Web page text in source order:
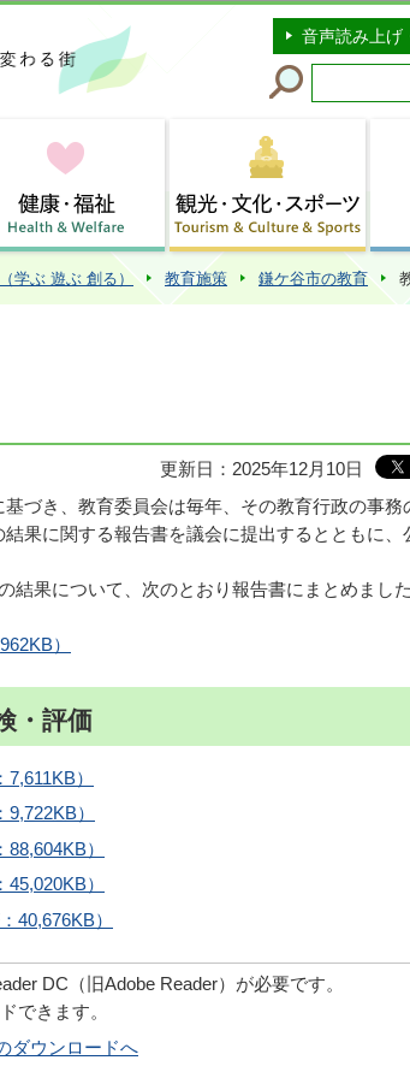
このページの本文へ移動
音声読み上げ
学ぶ 遊ぶ 創る） 教育施策 鎌ケ谷市の教育
更新日：2025年12月10日
づき、教育委員会は毎年、その教育行政の事務
果に関する報告書を議会に提出するとともに、
結果について、次のとおり報告書にまとめまし
）
・評価
）
）
）
）
40,676KB）
DC（旧Adobe Reader）が必要です。
できます。
ダウンロードへ